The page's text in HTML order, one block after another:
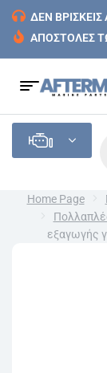
ΔΕΝ
ΑΠΟΣΤΟΛΕΣ
Home Page
εξαγωγής